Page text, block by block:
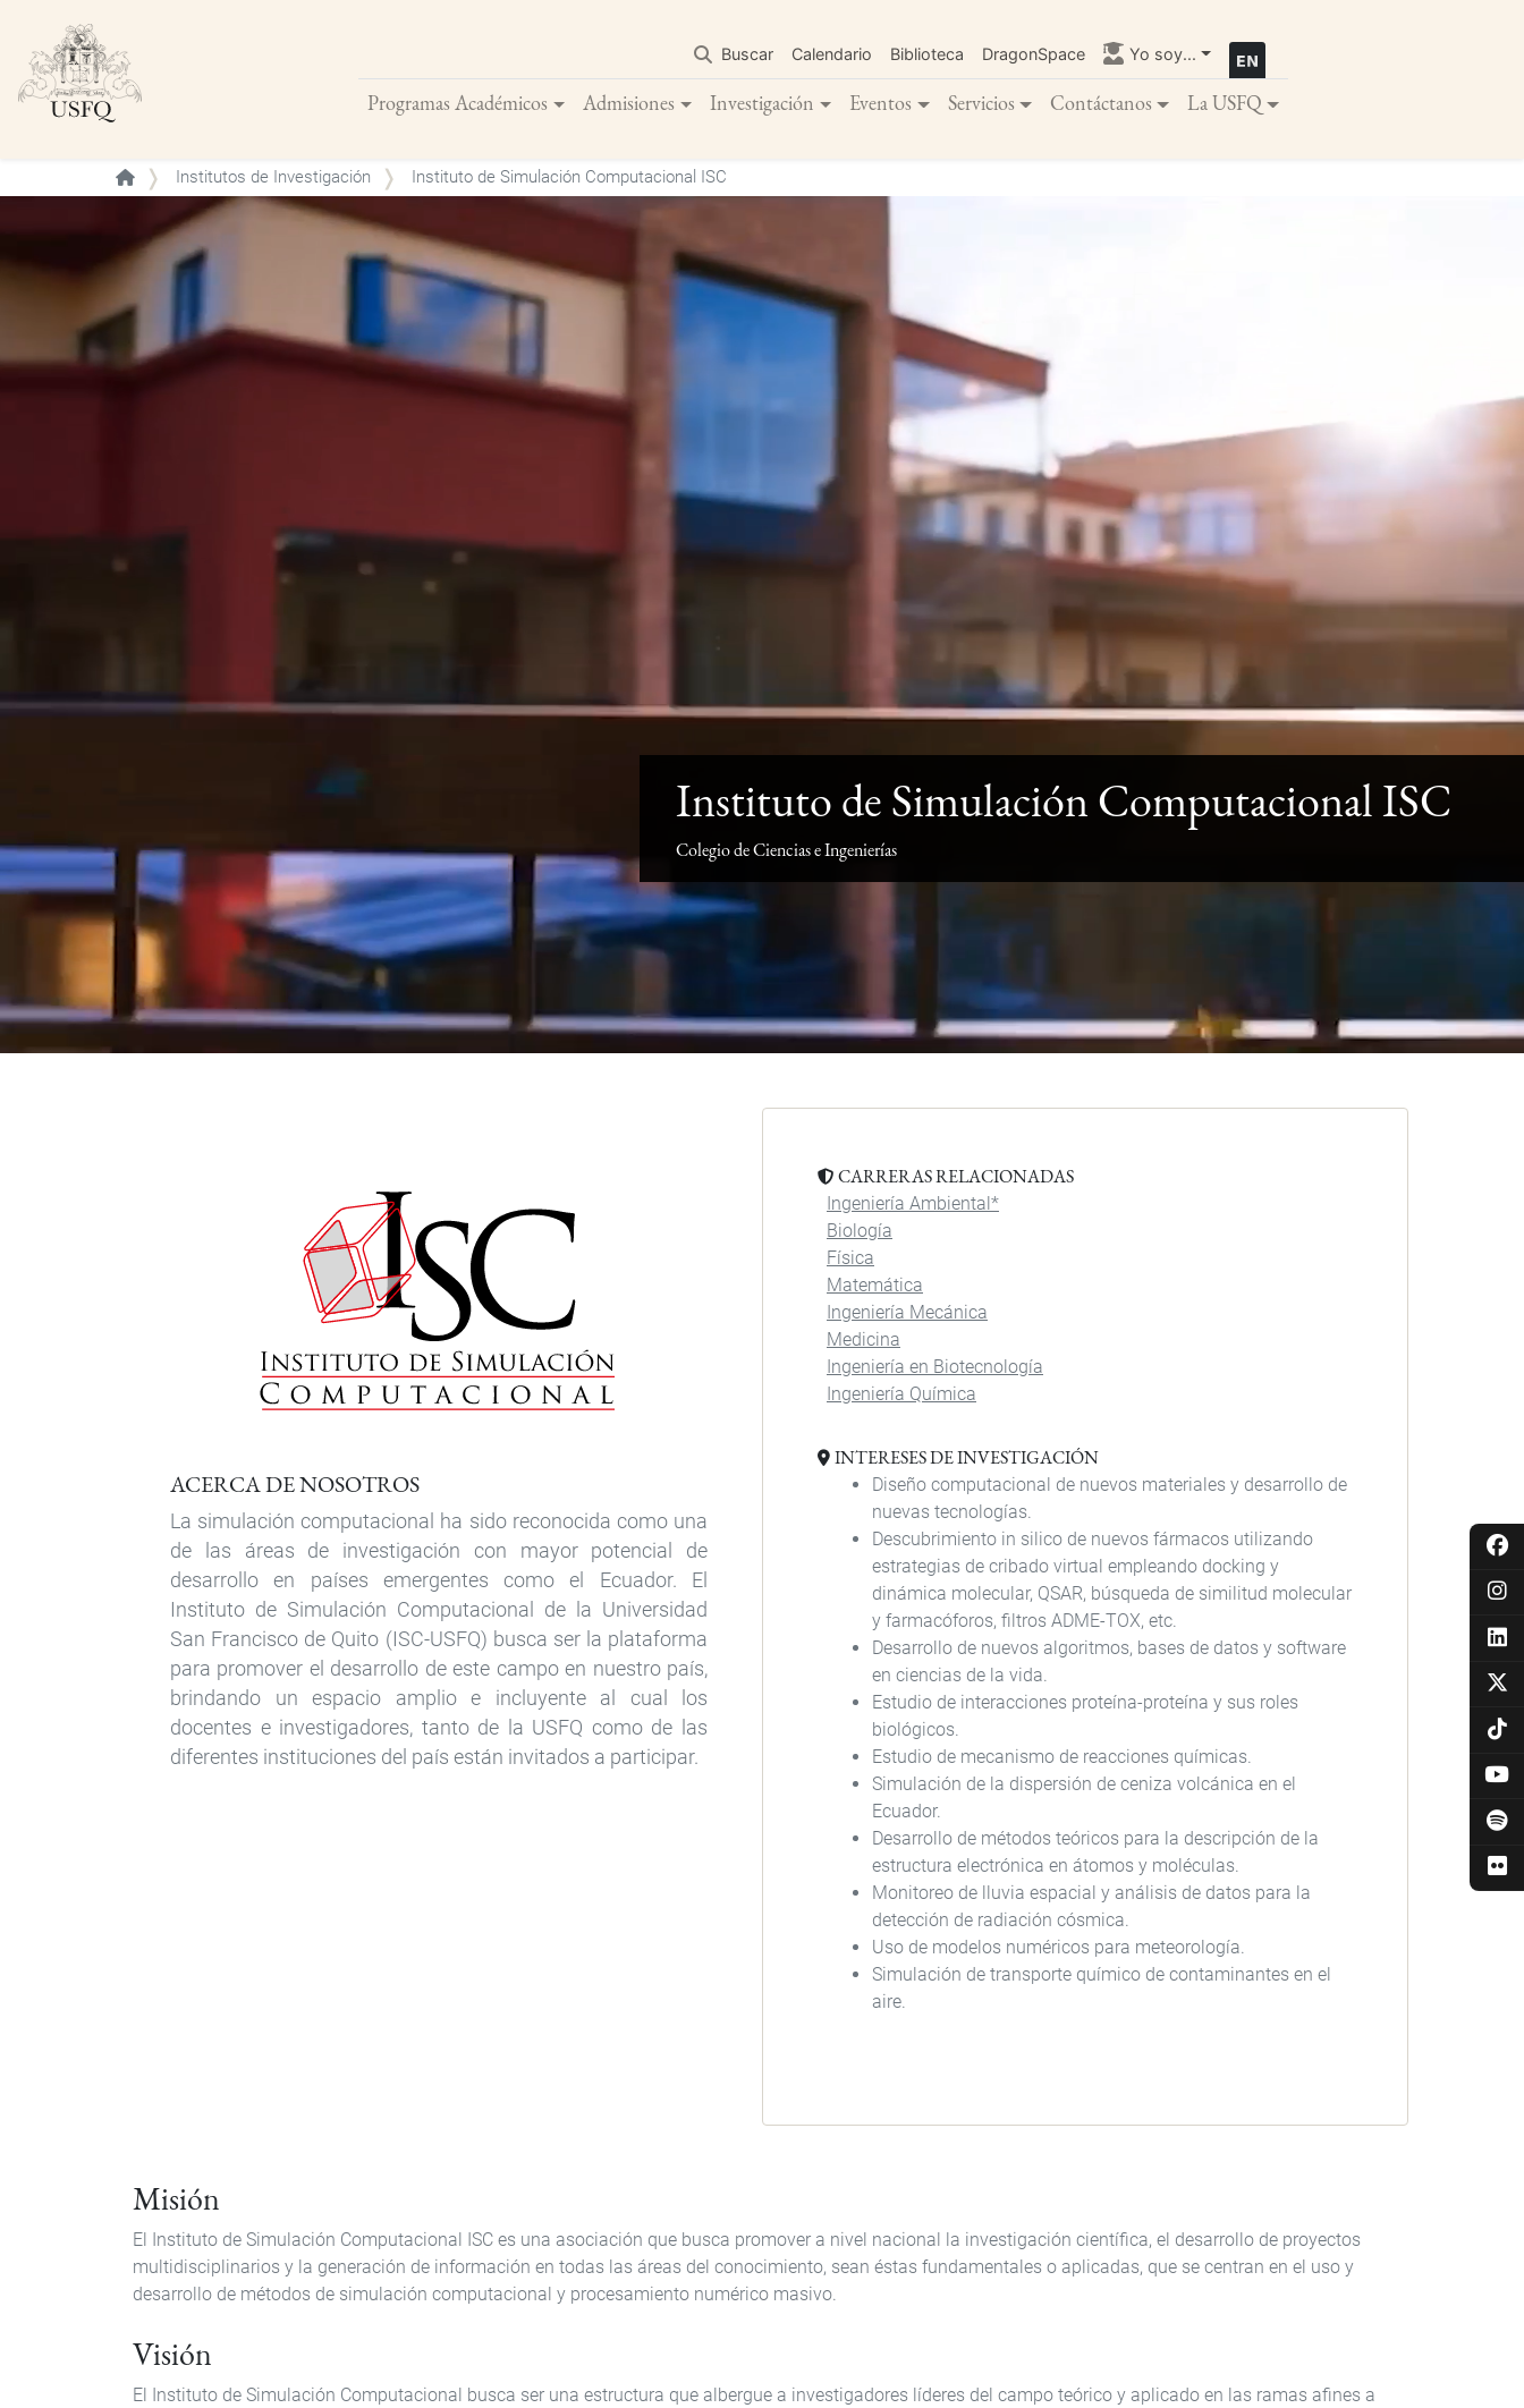
contenido
principal
Buscar Calendario Biblioteca DragonSpace Yo soy...
Programas Académicos Admisiones Investigación Eventos Servicios Contáctanos La USFQ
Buscar
Institutos de Investigación Instituto de Simulación Computacional ISC
Instituto de Simulación Computacional ISC
Colegio de Ciencias e Ingenierías
ACERCA DE NOSOTROS
La simulación computacional ha sido reconocida como una
de las áreas de investigación con mayor potencial de
desarrollo en países emergentes como el Ecuador. El
Instituto de Simulación Computacional de la Universidad
San Francisco de Quito (ISC-USFQ) busca ser la plataforma
para promover el desarrollo de este campo en nuestro país,
brindando un espacio amplio e incluyente al cual los
docentes e investigadores, tanto de la USFQ como de las
diferentes instituciones del país están invitados a participar.
CARRERAS RELACIONADAS
Ingeniería Ambiental*
Biología
Física
Matemática
Ingeniería Mecánica
Medicina
Ingeniería en Biotecnología
Ingeniería Química
INTERESES DE INVESTIGACIÓN
Diseño computacional de nuevos materiales y desarrollo de
nuevas tecnologías.
Descubrimiento in silico de nuevos fármacos utilizando
estrategias de cribado virtual empleando docking y
dinámica molecular, QSAR, búsqueda de similitud molecular
y farmacóforos, filtros ADME-TOX, etc.
Desarrollo de nuevos algoritmos, bases de datos y software
en ciencias de la vida.
Estudio de interacciones proteína-proteína y sus roles
biológicos.
Estudio de mecanismo de reacciones químicas.
Simulación de la dispersión de ceniza volcánica en el
Ecuador.
Desarrollo de métodos teóricos para la descripción de la
estructura electrónica en átomos y moléculas.
Monitoreo de lluvia espacial y análisis de datos para la
detección de radiación cósmica.
Uso de modelos numéricos para meteorología.
Simulación de transporte químico de contaminantes en el
aire.
Misión
El Instituto de Simulación Computacional ISC es una asociación que busca promover a nivel nacional la investigación científica, el desarrollo de proyectos
multidisciplinarios y la generación de información en todas las áreas del conocimiento, sean éstas fundamentales o aplicadas, que se centran en el uso y
desarrollo de métodos de simulación computacional y procesamiento numérico masivo.
Visión
El Instituto de Simulación Computacional busca ser una estructura que albergue a investigadores líderes del campo teórico y aplicado en las ramas afines a